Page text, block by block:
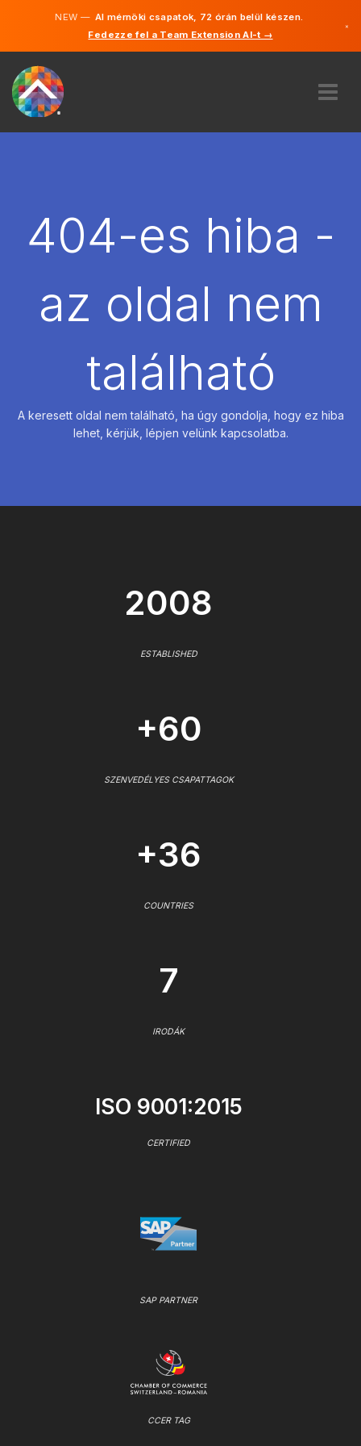
NEW —AI mérnöki csapatok, 72 órán belül készen.
Fedezze fel a Team Extension AI-t →
×
BÉREL
404-es hiba -
az oldal nem
található
A keresett oldal nem található, ha úgy gondolja, hogy ez hiba
lehet, kérjük, lépjen velünk kapcsolatba.
2008
ESTABLISHED
+60
SZENVEDÉLYES CSAPATTAGOK
+36
COUNTRIES
7
IRODÁK
ISO 9001:2015
CERTIFIED
SAP PARTNER
CCER TAG